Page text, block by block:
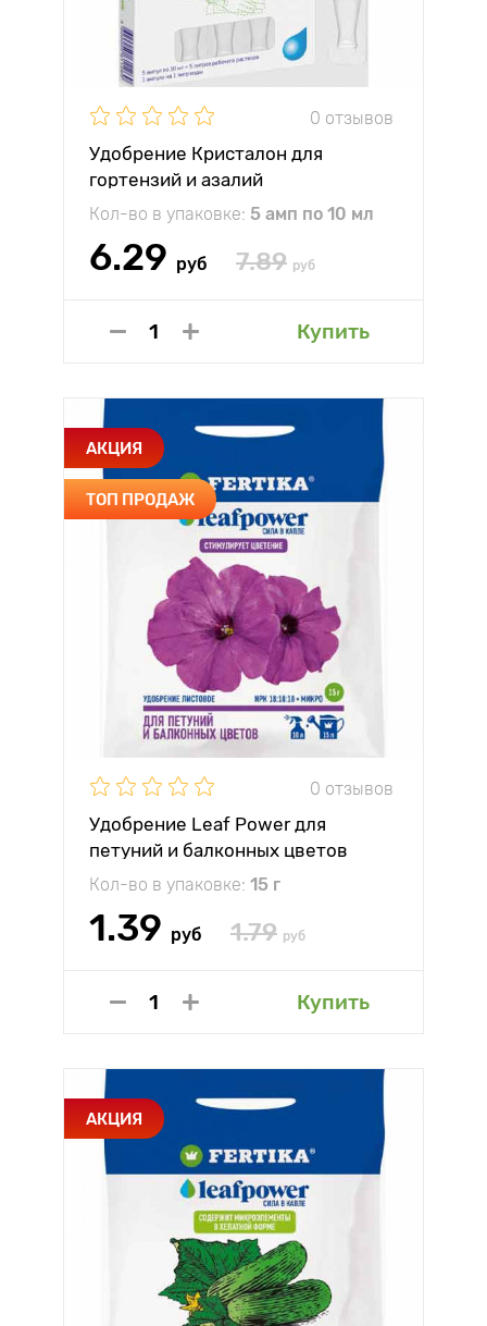
0 отзывов
Удобрение Кристалон для
гортензий и азалий
Кол-во в упаковке: 5 амп по 10 мл
6.29 руб 7.89 руб
Купить
АКЦИЯ
ТОП ПРОДАЖ
0 отзывов
Удобрение Leaf Power для
петуний и балконных цветов
Кол-во в упаковке: 15 г
1.39 руб 1.79 руб
Купить
АКЦИЯ